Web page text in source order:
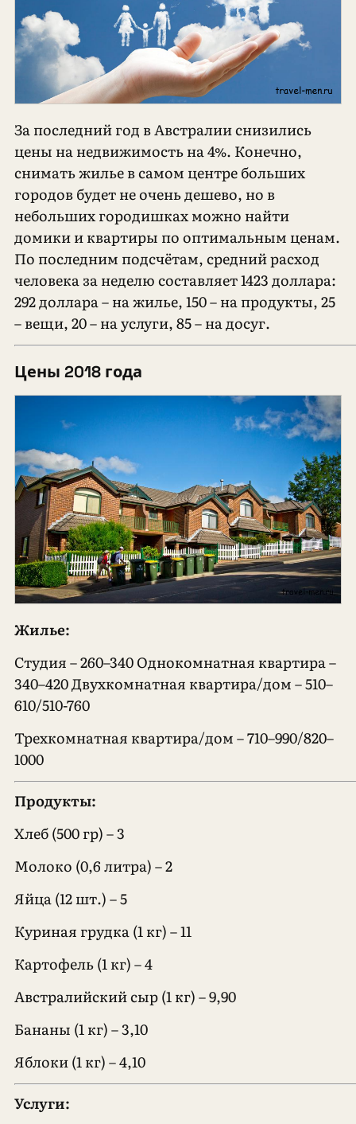
За последний год в Австралии снизились
цены на недвижимость на 4%. Конечно,
снимать жилье в самом центре больших
городов будет не очень дешево, но в
небольших городишках можно найти
домики и квартиры по оптимальным ценам.
По последним подсчётам, средний расход
человека за неделю составляет 1423 доллара:
292 доллара – на жилье, 150 – на продукты, 25
– вещи, 20 – на услуги, 85 – на досуг.
Цены 2018 года
Жилье:
Студия – 260–340 Однокомнатная квартира –
340–420 Двухкомнатная квартира/дом – 510–
610/510-760
Трехкомнатная квартира/дом – 710–990/820–
1000
Продукты:
Хлеб (500 гр) – 3
Молоко (0,6 литра) – 2
Яйца (12 шт.) – 5
Куриная грудка (1 кг) – 11
Картофель (1 кг) – 4
Австралийский сыр (1 кг) – 9,90
Бананы (1 кг) – 3,10
Яблоки (1 кг) – 4,10
Услуги: